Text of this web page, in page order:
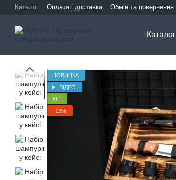
Перейти до основного контенту
Каталог Оплата і доставка Обмін та повернення
Каталог
НОВИНКА
ВІДЕО
ХІТ
−13%